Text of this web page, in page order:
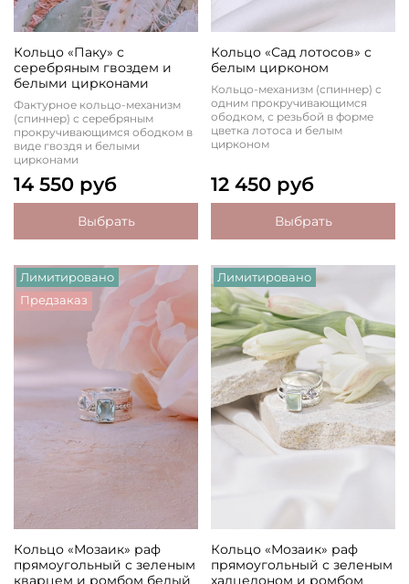
Кольцо «Паку» с
серебряным гвоздем и
белыми цирконами
Фактурное кольцо-механизм
(спиннер) с серебряным
прокручивающимся ободком в
виде гвоздя и белыми
цирконами
14 550 руб
Выбрать
Кольцо «Сад лотосов» с
белым цирконом
Кольцо-механизм (спиннер) с
одним прокручивающимся
ободком, с резьбой в форме
цветка лотоса и белым
цирконом
12 450 руб
Выбрать
Лимитировано
Предзаказ
Кольцо «Мозаик» раф
прямоугольный с зеленым
кварцем и ромбом белый
Лимитировано
Кольцо «Мозаик» раф
прямоугольный с зеленым
халцедоном и ромбом